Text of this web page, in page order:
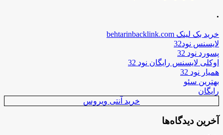
.
خرید بک لینک behtarinbacklink.com
لایسنس نود32
پسورد نود 32
اوکلی لایسنس رایگان نود 32
همیار نود 32
بهترین سئو
رایگان
خرید آنتی ویروس
آخرین دیدگاه‌ها